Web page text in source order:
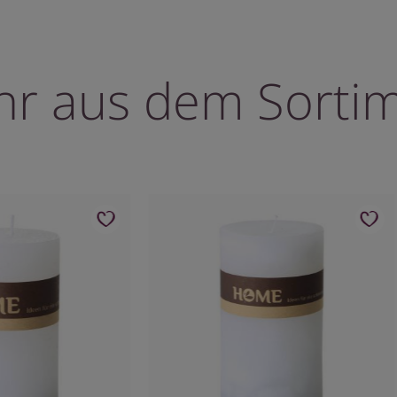
aus dem